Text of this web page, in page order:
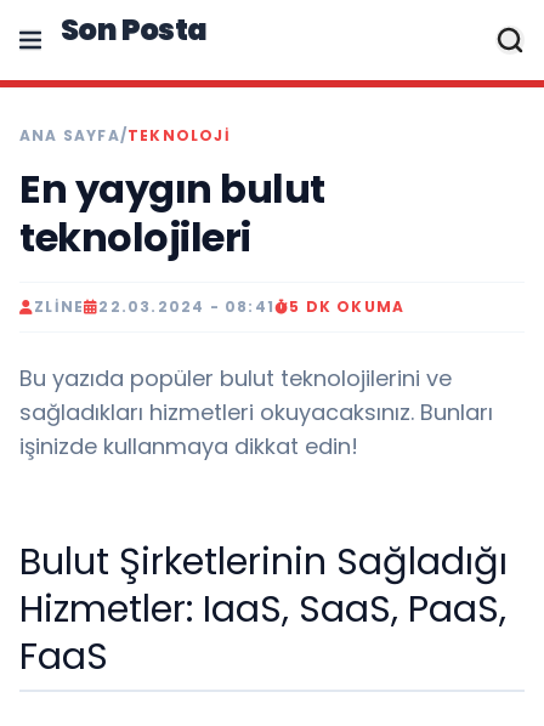
Son Posta
ANA SAYFA/TEKNOLOJI
En yaygın bulut
teknolojileri
ZLINE 22.03.2024 - 08:41 5 DK OKUMA
Bu yazıda popüler bulut teknolojilerini ve
sağladıkları hizmetleri okuyacaksınız. Bunları
işinizde kullanmaya dikkat edin!
Bulut Şirketlerinin Sağladığı
Hizmetler: IaaS, SaaS, PaaS,
FaaS